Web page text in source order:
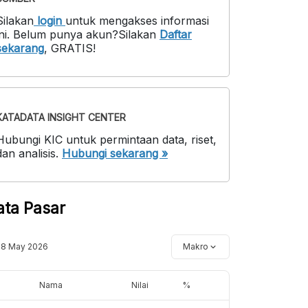
login untuk mengakses informasi
. Belum punya akun?Silakan Daftar
, GRATIS!
INSIGHT CENTER
KIC untuk permintaan data, riset,
analisis. Hubungi sekarang »
Pasar
May 2026 Makro
Nama Nilai %